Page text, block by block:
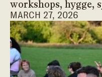
workshops, hygge,
MARCH 27, 2026